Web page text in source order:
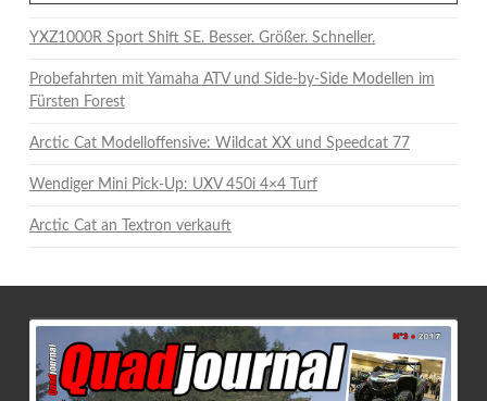
YXZ1000R Sport Shift SE. Besser. Größer. Schneller.
Probefahrten mit Yamaha ATV und Side-by-Side Modellen im
Fürsten Forest
Arctic Cat Modelloffensive: Wildcat XX und Speedcat 77
Wendiger Mini Pick-Up: UXV 450i 4×4 Turf
Arctic Cat an Textron verkauft